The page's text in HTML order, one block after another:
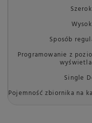
Sposób
Programowanie z
Single
Pojemność zbiornika na